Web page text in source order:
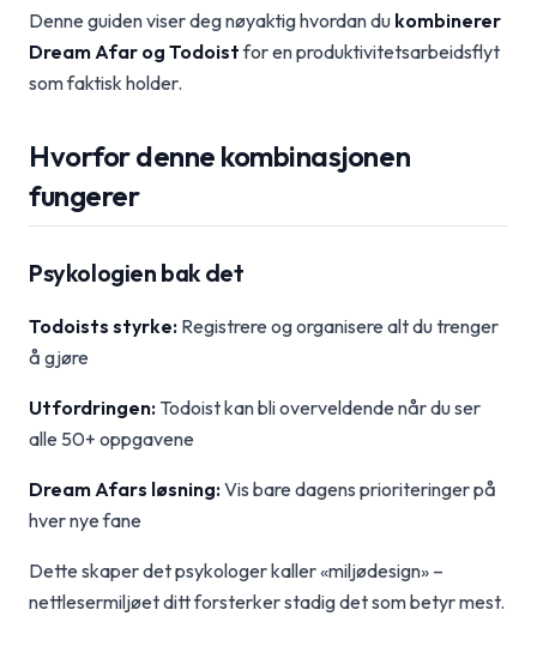
Denne guiden viser deg nøyaktig hvordan du kombinerer
Dream Afar og Todoistfor en produktivitetsarbeidsflyt
som faktisk holder.
Hvorfor denne kombinasjonen
fungerer
Psykologien bak det
Todoists styrke: Registrere og organisere alt du trenger
å gjøre
Utfordringen: Todoist kan bli overveldende når du ser
alle 50+ oppgavene
Dream Afars løsning:Vis bare dagens prioriteringer på
hver nye fane
Dette skaper det psykologer kaller «miljødesign» –
nettlesermiljøet ditt forsterker stadig det som betyr mest.